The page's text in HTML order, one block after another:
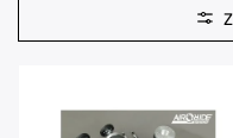
Nejdražší